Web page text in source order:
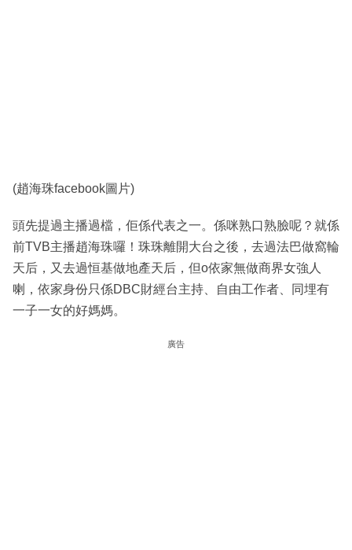
(趙海珠facebook圖片)
頭先提過主播過檔，佢係代表之一。係咪熟口熟臉呢？就係
前TVB主播趙海珠囉！珠珠離開大台之後，去過法巴做窩輪
天后，又去過恒基做地產天后，但o依家無做商界女強人
喇，依家身份只係DBC財經台主持、自由工作者、同埋有
一子一女的好媽媽。
廣告